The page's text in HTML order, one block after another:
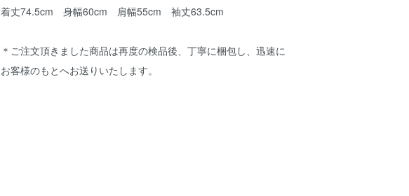
着丈74.5cm 身幅60cm 肩幅55cm 袖丈63.5cm
＊ご注文頂きました商品は再度の検品後、丁寧に梱包し、迅速に
お客様のもとへお送りいたします。